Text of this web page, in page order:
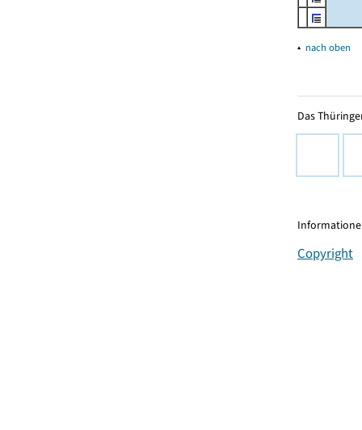
▴ nach oben
Das
Copyright